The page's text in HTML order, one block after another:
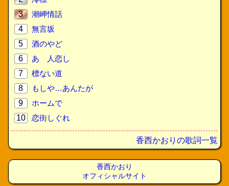
3
潮岬情話
4
無言坂
5
酒のやど
6
あゝ人恋し
7
標ない道
8
もしや…あんたが
9
ホームで
10
恋街しぐれ
香西かおりの歌詞一覧
香西かおり
オフィシャルサイト